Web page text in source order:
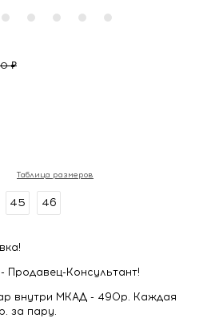
₽
Таблица размеров
45 46
Продавец-Консультант!
внутри МКАД - 490р. Каждая
за пару.